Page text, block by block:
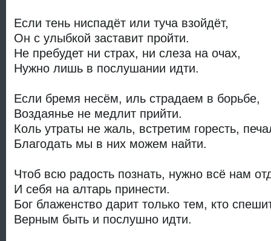
Если тень ниспадёт или туча взойдёт,
Он с улыбкой заставит пройти.
Не пребудет ни страх, ни слеза на очах,
Нужно лишь в послушании идти.
Если бремя несём, иль страдаем в борьбе,
Воздаянье не медлит прийти.
Коль утраты не жаль, встретим горесть,
Благодать мы в них можем найти.
Чтоб всю радость познать, нужно всё нам
И себя на алтарь принести.
Бог блаженство дарит только тем, кто
Верным быть и послушно идти.